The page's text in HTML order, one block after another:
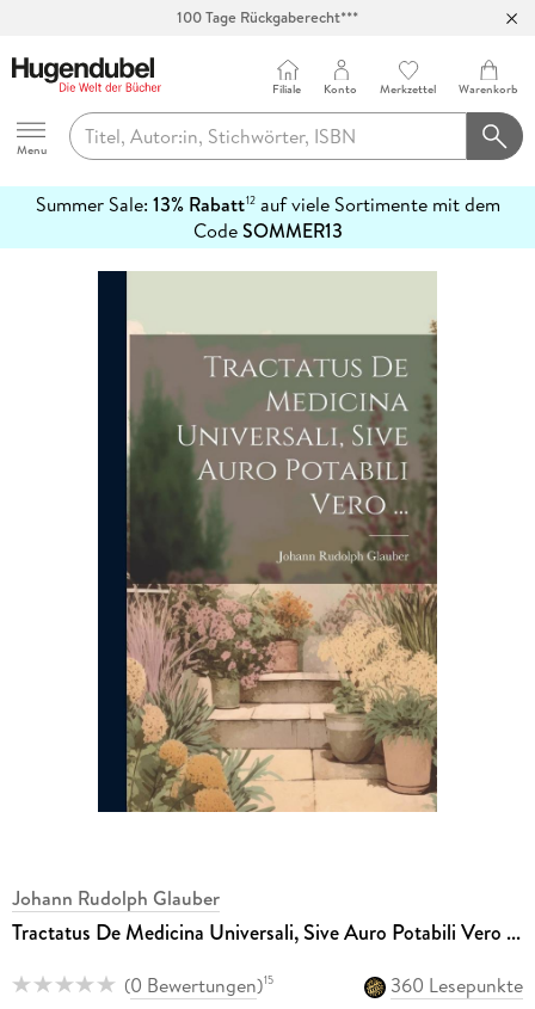
100 Tage Rückgaberecht***
Hugendubel
Menu
Filiale Konto Merkzettel Warenkorb
Summer Sale: 13% Rabatt12auf viele Sortimente mit dem
CodeSOMMER13
erfahren
Johann Rudolph Glauber
Tractatus De Medicina Universali, Sive Auro Potabili Vero ...
(0 Bewertungen)15
360 Lesepunkte